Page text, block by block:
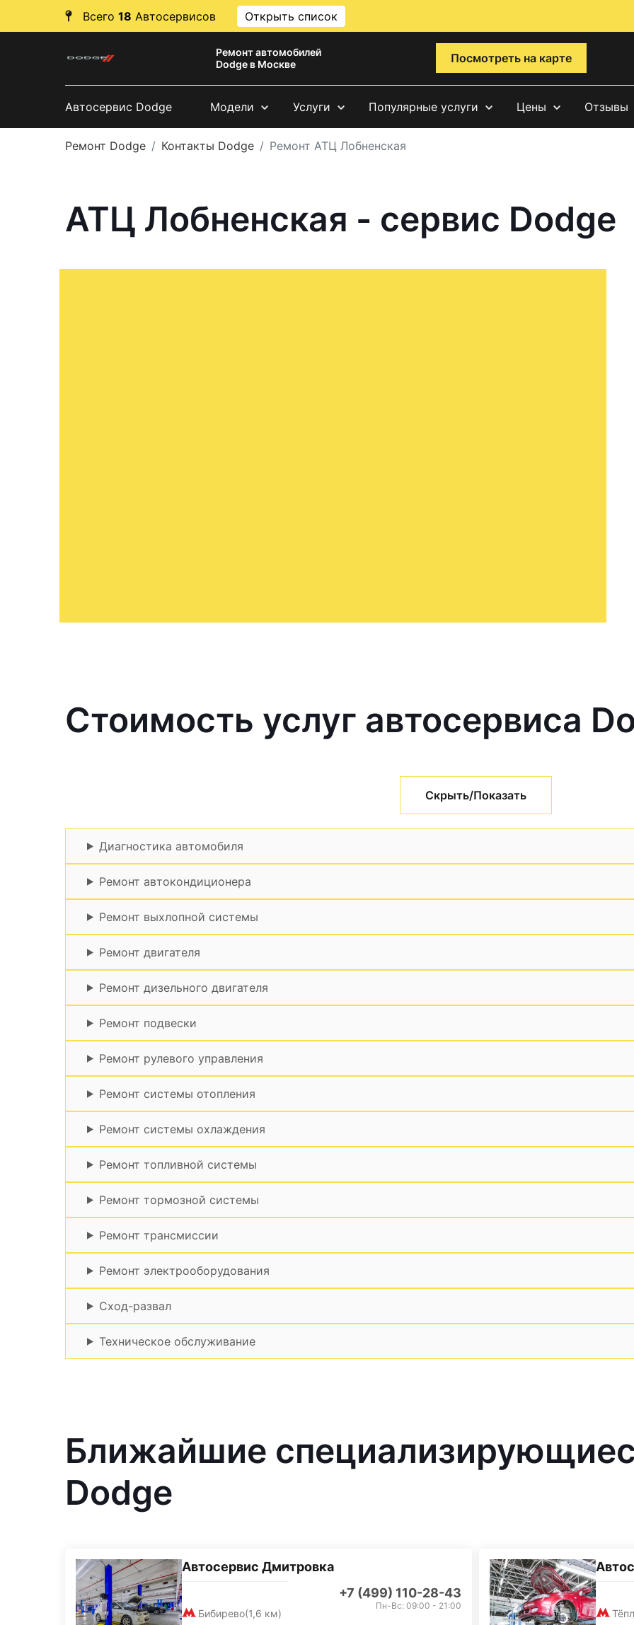
Всего 18 Автосервисов Открыть список
Ремонт автомобилей
Dodge в Москве
Посмотреть на карте
Автосервис Dodge Модели Услуги Популярные услуги Цены Отзывы
Ремонт Dodge Контакты Dodge Ремонт АТЦ Лобненская
АТЦ Лобненская - сервис Dodge
Стоимость услуг автосервиса
Скрыть/Показать
Диагностика автомобиля
Ремонт автокондиционера
Ремонт выхлопной системы
Ремонт двигателя
Ремонт дизельного двигателя
Ремонт подвески
Ремонт рулевого управления
Ремонт системы отопления
Ремонт системы охлаждения
Ремонт топливной системы
Ремонт тормозной системы
Ремонт трансмиссии
Ремонт электрооборудования
Сход-развал
Техническое обслуживание
Ближайшие
Dodge
Автосервис Дмитровка
+7 (499) 110-28-43
Бибирево(1,6 км)
Пн-Вс: 09:00 - 21:00